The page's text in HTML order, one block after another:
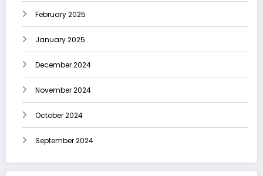
February 2025
January 2025
December 2024
November 2024
October 2024
September 2024